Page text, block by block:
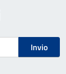
Invio